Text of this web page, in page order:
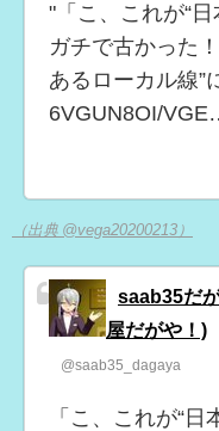
"「こ、これが“
ガチで古かった
あるローカル線”
6VGUN8OI/VGE…
（出典 @vega20200213）
saab35だ
屋だがや！)
@saab35_dagaya
「こ、これが“